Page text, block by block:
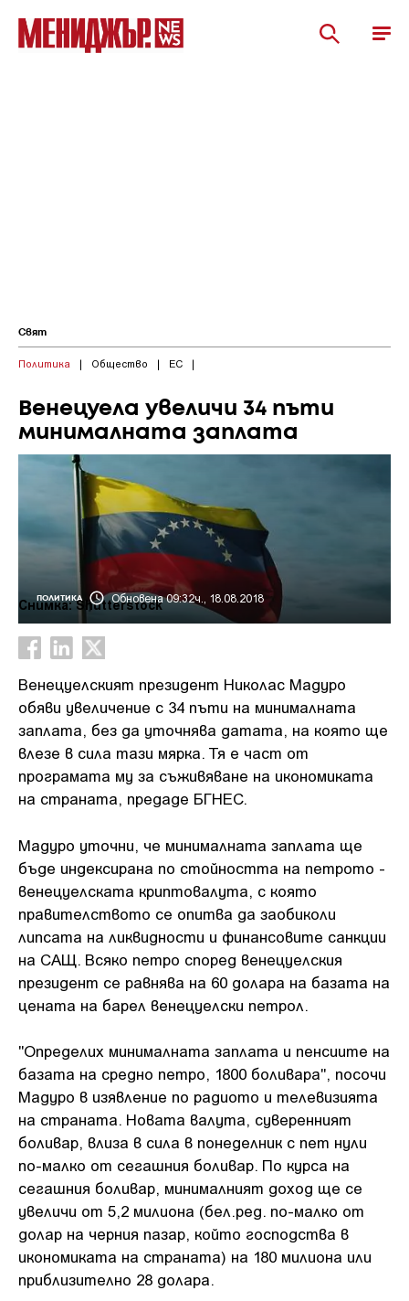
Свят
Политика | Общество | ЕС |
Венецуела увеличи 34 пъти
минималната заплата
ПОЛИТИКА Обновена 09:32ч., 18.08.2018
Снимка: Shutterstock
Венецуелският президент Николас Мадуро
обяви увеличение с 34 пъти на минималната
заплата, без да уточнява датата, на която ще
влезе в сила тази мярка. Тя е част от
програмата му за съживяване на икономиката
на страната, предаде БГНЕС.
Мадуро уточни, че минималната заплата ще
бъде индексирана по стойността на петрото -
венецуелската криптовалута, с която
правителството се опитва да заобиколи
липсата на ликвидности и финансовите санкции
на САЩ. Всяко петро според венецуелския
президент се равнява на 60 долара на базата на
цената на барел венецуелски петрол.
"Определих минималната заплата и пенсиите на
базата на средно петро, 1800 боливара", посочи
Мадуро в изявление по радиото и телевизията
на страната. Новата валута, суверенният
боливар, влиза в сила в понеделник с пет нули
по-малко от сегашния боливар. По курса на
сегашния боливар, минималният доход ще се
увеличи от 5,2 милиона (бел.ред. по-малко от
долар на черния пазар, който господства в
икономиката на страната) на 180 милиона или
приблизително 28 долара.